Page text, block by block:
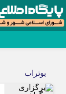
سروش
بوتراب